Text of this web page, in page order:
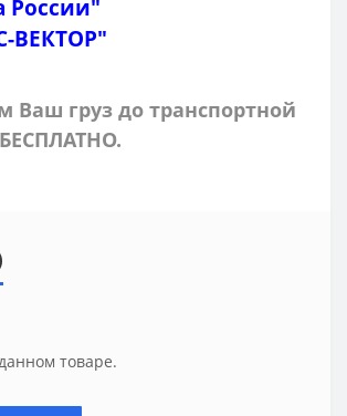
России"
ВЕКТОР"
Ваш груз до транспортной
товаре.